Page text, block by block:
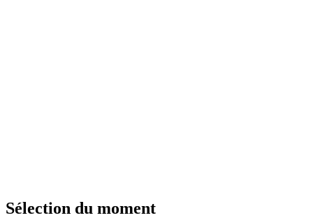
Sélection du moment